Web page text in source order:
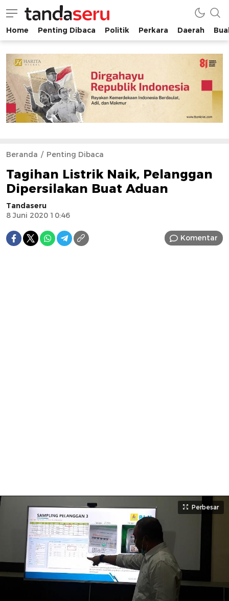
tandaseru.com | Penting Dibaca
tandaseru.com
Home Penting Dibaca Politik Perkara Daerah
Beranda Penting Dibaca
Tagihan Listrik Naik, Pelanggan
Dipersilakan Buat Aduan
Tandaseru
8 Juni 2020 10:46
Komentar
Perbesar